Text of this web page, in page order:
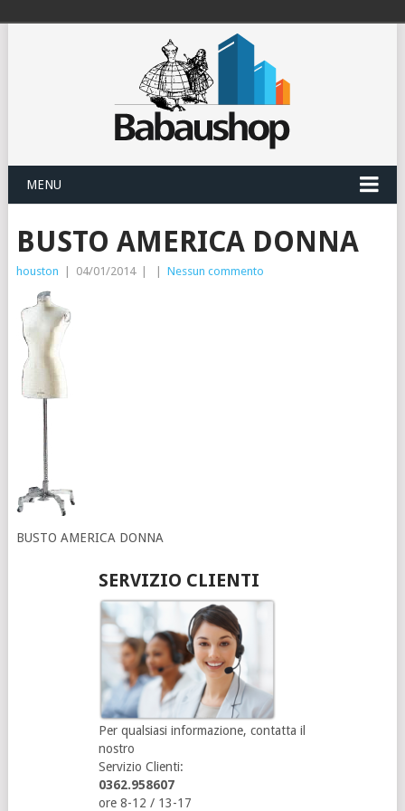
MENU
BUSTO AMERICA DONNA
houston 04/01/2014 Nessun commento
BUSTO AMERICA DONNA
SERVIZIO CLIENTI
Per qualsiasi informazione, contatta il
nostro
Servizio Clienti:
0362.958607
ore 8-12 / 13-17